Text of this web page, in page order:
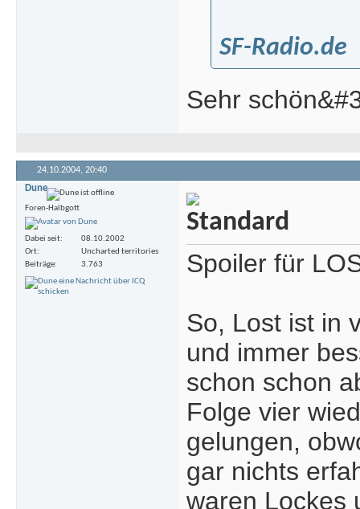
SF-Radio.de
Sehr
24.10.2004, 20:40
Dune
Foren-Halbgott
Dabei seit
08.10.2002
Ort
Uncharted territories
Beiträge
3.763 Spoiler für
So, Lost ist in
und immer
schon schon
Folge vier
gelungen,
gar nichts
waren Lockes